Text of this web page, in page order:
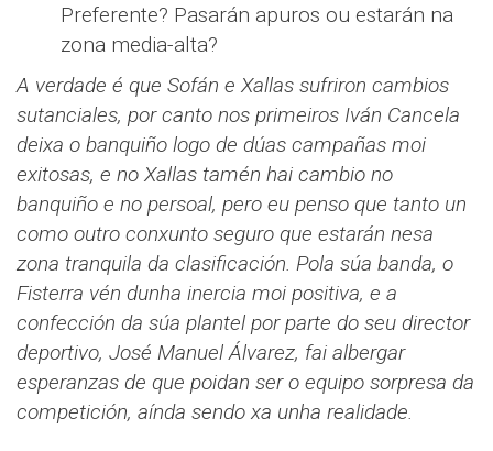
Preferente? Pasarán apuros ou estarán na
zona media-alta?
A verdade é que Sofán e Xallas sufriron cambios
sutanciales, por canto nos primeiros Iván Cancela
deixa o banquiño logo de dúas campañas moi
exitosas, e no Xallas tamén hai cambio no
banquiño e no persoal, pero eu penso que tanto un
como outro conxunto seguro que estarán nesa
zona tranquila da clasificación. Pola súa banda, o
Fisterra vén dunha inercia moi positiva, e a
confección da súa plantel por parte do seu director
deportivo, José Manuel Álvarez, fai albergar
esperanzas de que poidan ser o equipo sorpresa da
competición, aínda sendo xa unha realidade.